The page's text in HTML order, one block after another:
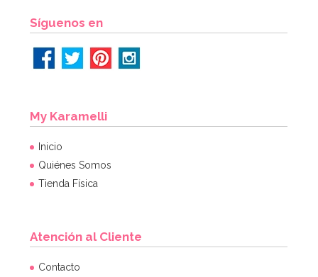
Juego de 8 bolsas para Chuches Camuflaje Militar
Síguenos en
My Karamelli
Inicio
Quiénes Somos
Tienda Física
Atención al Cliente
Contacto